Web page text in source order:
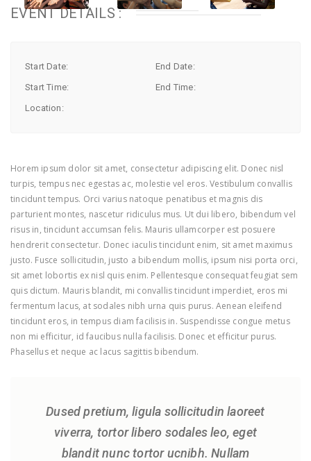
EVENT DETAILS :
Start Date:
End Date:
Start Time:
End Time:
Location:
Horem ipsum dolor sit amet, consectetur adipiscing elit. Donec nisl
turpis, tempus nec egestas ac, molestie vel eros. Vestibulum convallis
tincidunt tempus. Orci varius natoque penatibus et magnis dis
parturient montes, nascetur ridiculus mus. Ut dui libero, bibendum vel
risus in, tincidunt accumsan felis. Mauris ullamcorper est posuere
hendrerit consectetur. Donec iaculis tincidunt enim, sit amet maximus
justo. Fusce sollicitudin, justo a bibendum mollis, ipsum nisi porta orci,
sit amet lobortis ex nisl quis enim. Pellentesque consequat feugiat sem
quis dictum. Mauris blandit, mi convallis tincidunt imperdiet, eros mi
fermentum lacus, at sodales nibh urna quis purus. Aenean eleifend
tincidunt eros, in tempus diam facilisis in. Suspendisse congue metus
non mi efficitur, id faucibus nulla facilisis. Donec et efficitur purus.
Phasellus et neque ac lacus sagittis bibendum.
Dused pretium, ligula sollicitudin laoreet
viverra, tortor libero sodales leo, eget
blandit nunc tortor ucnibh. Nullam